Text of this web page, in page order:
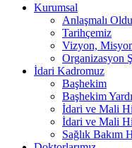
Kurumsal
Anlaşmalı
Tarihçemiz
Vizyon,
Organizasyon
İdari Kadromuz
Başhekim
Başhekim
İdari ve Mali
İdari ve Mali
Sağlık Bakım